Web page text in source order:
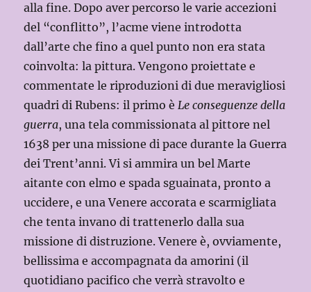
alla fine. Dopo aver percorso le varie accezioni
del “conflitto”, l’acme viene introdotta
dall’arte che fino a quel punto non era stata
coinvolta: la pittura. Vengono proiettate e
commentate le riproduzioni di due meravigliosi
quadri di Rubens: il primo èLe conseguenze della
guerra, una tela commissionata al pittore nel
1638 per una missione di pace durante la Guerra
dei Trent’anni. Vi si ammira un bel Marte
aitante con elmo e spada sguainata, pronto a
uccidere, e una Venere accorata e scarmigliata
che tenta invano di trattenerlo dalla sua
missione di distruzione. Venere è, ovviamente,
bellissima e accompagnata da amorini (il
quotidiano pacifico che verrà stravolto e